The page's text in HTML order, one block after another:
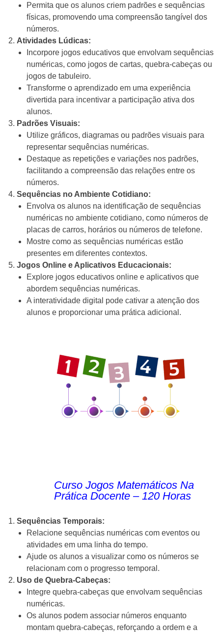
Permita que os alunos criem padrões e sequências
físicas, promovendo uma compreensão tangível dos
números.
Atividades Lúdicas:
Incorpore jogos educativos que envolvam sequências
numéricas, como jogos de cartas, quebra-cabeças ou
jogos de tabuleiro.
Transforme o aprendizado em uma experiência
divertida para incentivar a participação ativa dos
alunos.
Padrões Visuais:
Utilize gráficos, diagramas ou padrões visuais para
representar sequências numéricas.
Destaque as repetições e variações nos padrões,
facilitando a compreensão das relações entre os
números.
Sequências no Ambiente Cotidiano:
Envolva os alunos na identificação de sequências
numéricas no ambiente cotidiano, como números de
placas de carros, horários ou números de telefone.
Mostre como as sequências numéricas estão
presentes em diferentes contextos.
Jogos Online e Aplicativos Educacionais:
Explore jogos educativos online e aplicativos que
abordem sequências numéricas.
A interatividade digital pode cativar a atenção dos
alunos e proporcionar uma prática adicional.
Curso Jogos Matemáticos Na
Prática Docente – 120 Horas
Sequências Temporais:
Relacione sequências numéricas com eventos ou
atividades em uma linha do tempo.
Ajude os alunos a visualizar como os números se
relacionam com o progresso temporal.
Uso de Quebra-Cabeças:
Integre quebra-cabeças que envolvam sequências
numéricas.
Os alunos podem associar números enquanto
montam quebra-cabeças, reforçando a ordem e a